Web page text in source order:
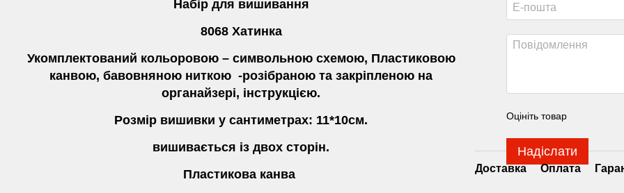
Набір для вишивання
8068 Хатинка
Укомплектований кольоровою – символьною схемою, Пластиковою
канвою, бавовняною ниткою -розібраною та закріпленою на
органайзері, інструкцією.
Розмір вишивки у сантиметрах: 11*10см.
вишивається із двох сторін.
Пластикова канва
Оцініть товар
Надіслати
Доставка Оплата